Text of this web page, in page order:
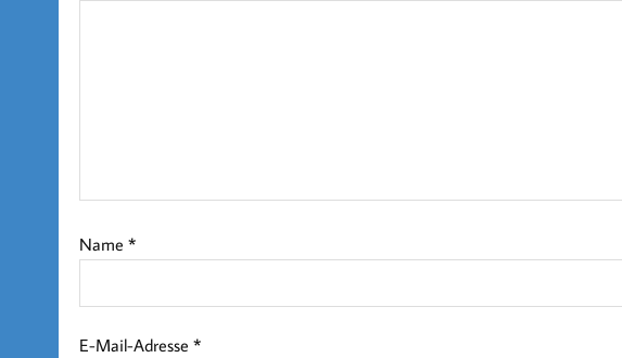
Name *
E-Mail-Adresse *